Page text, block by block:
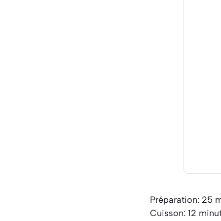
Préparation: 25
Cuisson: 12